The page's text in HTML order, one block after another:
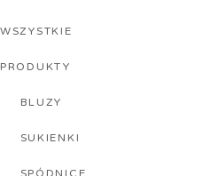
WSZYSTKIE
PRODUKTY
BLUZY
SUKIENKI
SPÓDNICE